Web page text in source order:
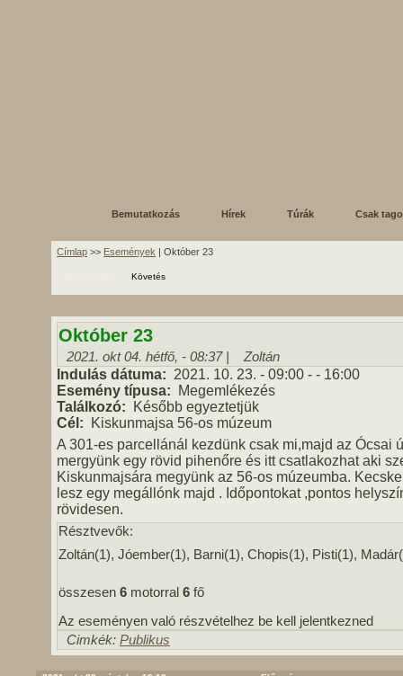
Bemutatkozás Hírek Túrák Csak
Címlap >> Események | Október 23
Követés
Október 23
2021. okt 04. hétfő, - 08:37 | Zoltán
Indulás dátuma: 2021. 10. 23. - 09:00 - - 16:00
Esemény típusa:
Megemlékezés
Találkozó:
Később egyeztetjük
Cél:
Kiskunmajsa 56-os múzeum
A 301-es parcellánál kezdünk csak mi,majd az Ócsai
mergyünk egy rövid pihenőre és itt csatlakozhat aki
Kiskunmajsára megyünk az 56-os múzeumba.
lesz egy megállónk majd . Időpontokat ,pontos
rövidesen.
Résztvevők:
Zoltán(1), Jóember(1), Barni(1), Chopis(1), Pisti(1),
összesen 6 motorral 6 fő
Az eseményen való részvételhez be kell jelentkezned
Cimkék: Publikus